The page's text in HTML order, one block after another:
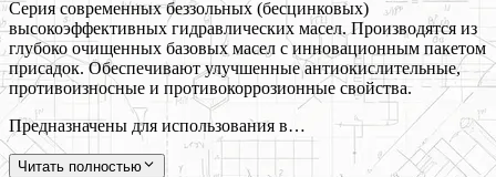
Серия современных беззольных (бесцинковых)
высокоэффективных гидравлических масел. Производятся из
глубоко очищенных базовых масел с инновационным пакетом
присадок. Обеспечивают улучшенные антиокислительные,
противоизносные и противокоррозионные свойства.
Предназначены для использования в…
Читать полностью